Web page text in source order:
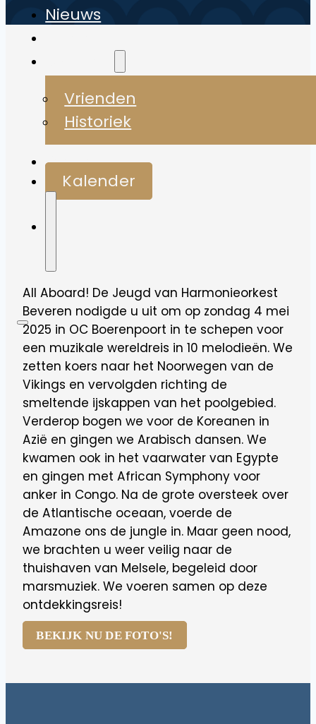
Nieuws
Vrienden
Historiek
Contact
Kalender
All Aboard! De Jeugd van Harmonieorkest
Beveren nodigde u uit om op zondag 4 mei
2025 in OC Boerenpoort in te schepen voor
een muzikale wereldreis in 10 melodieën. We
zetten koers naar het Noorwegen van de
Vikings en vervolgden richting de
smeltende ijskappen van het poolgebied.
Verderop bogen we voor de Koreanen in
Azië en gingen we Arabisch dansen. We
kwamen ook in het vaarwater van Egypte
en gingen met African Symphony voor
anker in Congo. Na de grote oversteek over
de Atlantische oceaan, voerde de
Amazone ons de jungle in. Maar geen nood,
we brachten u weer veilig naar de
thuishaven van Melsele, begeleid door
marsmuziek. We voeren samen op deze
ontdekkingsreis!
BEKIJK NU DE FOTO'S!